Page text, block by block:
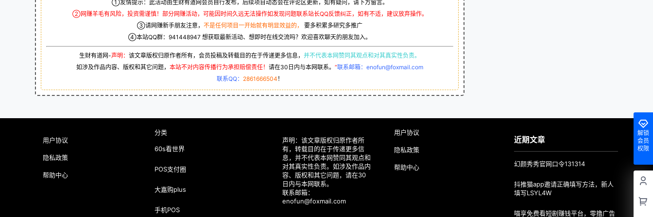
①友情提示：此活动由生财有道网会员自行发布，后续项目动态会在评论区更新，如有疑问，请下方留言。
②网赚羊毛有风险，投资需谨慎！部分网赚活动，可能因时间久远无法操作如发现问题联系站长QQ反馈纠正，如有不适，建议放弃操作。
③请网赚新手朋友注意， 不是任何项目一开始就有明显效益的，
要多积累多研究多推广
④本站QQ群： 941448947 想获取最新活动、想即时在线交流吗？欢迎喜欢聊天的朋友加入。
生财有道网-声明： 该文章版权归原作者所有，会员投稿及转载目的在于传递更多信息， 并不代表本网赞同其观点和对其真实性负责。
如涉及作品内容、版权和其它问题， 本站不对内容传播行为承担赔偿责任！ 请在30日内与本网联系。 “联系邮箱：enofun@foxmail.com
联系QQ： 2861666504 ！
解锁
会员
权限
用户协议
隐私政策
帮助中心
分类
60s看世界
POS支付圈
大嘉购plus
手机POS
声明：该文章版权归原作者所
有，转载目的在于传递更多信
息，并不代表本网赞同其观点和
对其真实性负责。如涉及作品内
容、版权和其它问题，请在30
日内与本网联系。
联系邮箱：
enofun@foxmail.com
用户协议
隐私政策
帮助中心
近期文章
幻颜秀秀官网口令131314
抖推猫app邀请正确填写方法，新人
填写LSYL4W
喵享免费看短剧赚钱平台，零撸广告